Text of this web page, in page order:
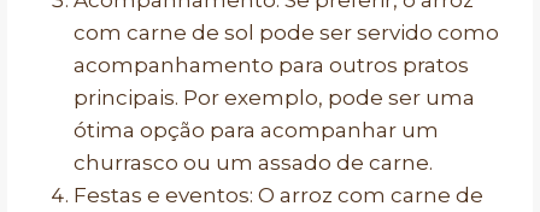
com carne de sol pode ser servido como
acompanhamento para outros pratos
principais. Por exemplo, pode ser uma
ótima opção para acompanhar um
churrasco ou um assado de carne.
Festas e eventos: O arroz com carne de